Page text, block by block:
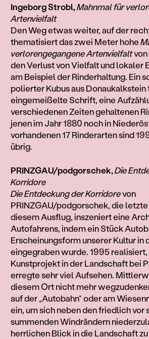
Ingeborg Strobl,Mahnmal für
Artenvielfalt
Den Weg etwas weiter, auf der
thematisiert das zwei Meter hohe
verlorengegangene Artenvielfaltvon
den Verlust von Vielfalt und lokaler
am Beispiel der Rinderhaltung. Ein
polierter Kubus aus Donaukalkstein
eingemeißelte Schrift, eine
verschiedenen Zeiten gehaltenen
jenen im Jahr 1880 noch in
vorhandenen 17 Rinderarten sind
übrig.
PRINZGAU/podgorschek,Die
Korridore
Die Entdeckung der Korridorevon
PRINZGAU/podgorschek, die
diesem Ausflug, inszeniert eine
Autofahrens, indem ein Stück
Erscheinungsform unserer Kultur in
eingegraben wurde. 1995 realisiert,
Kunstprojekt in der Landschaft bei
erregte sehr viel Aufsehen.
diesem Ort nicht mehr
auf der „Autobahn“ oder am
ein, um sich neben den friedlich vor
summenden Windrändern
herrlichen Blick in die Landschaft